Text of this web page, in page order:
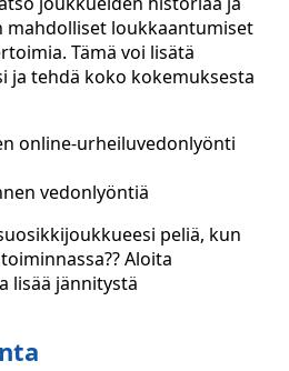
loukkaantumiset
Tämä voi lisätä
ja tehdä koko kokemuksesta
online-urheiluvedonlyönti
vedonlyöntiä
peliä, kun
Aloita
lisää jännitystä